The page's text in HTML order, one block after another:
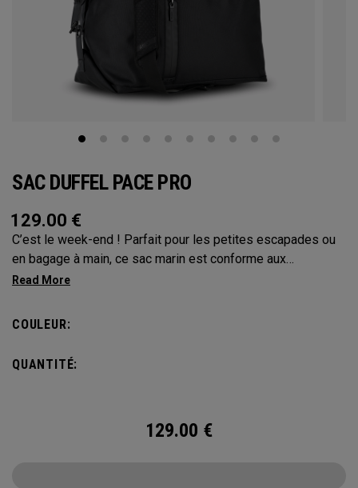
SAC DUFFEL PACE PRO
129.00 €
C’est le week-end ! Parfait pour les petites escapades ou
en bagage à main, ce sac marin est conforme aux
exigences en matière de sac cabine tout en offrant un
sangle amovible permet de le porter à l’épaule ou par sa
COULEUR:
QUANTITÉ:
129.00 €